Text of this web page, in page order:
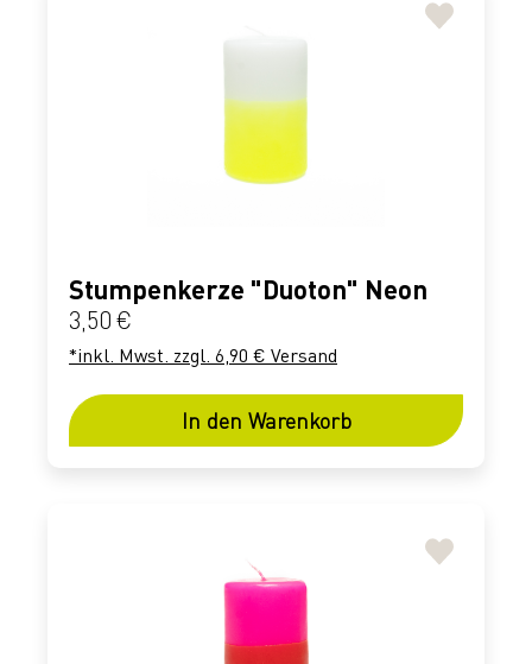
Stumpenkerze "Duoton" Neon
Regulärer Preis:
3,50 €
*inkl. Mwst. zzgl. 6,90 € Versand
In den Warenkorb